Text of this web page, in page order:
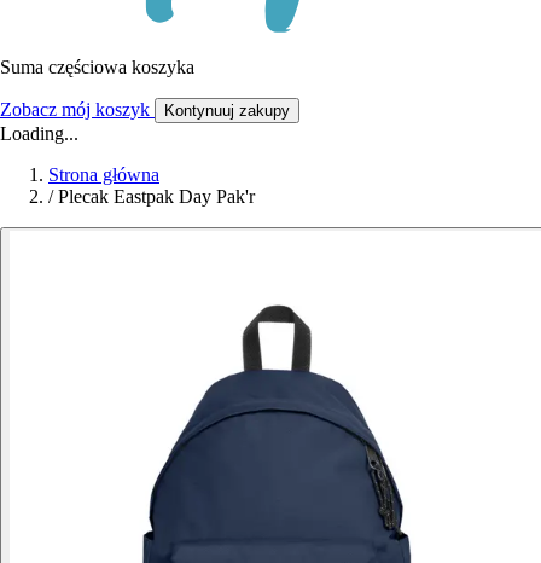
Suma częściowa koszyka
Zobacz mój koszyk Kontynuuj zakupy
Loading...
Strona główna
/ Plecak Eastpak Day Pak'r